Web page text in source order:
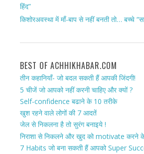
हिंद”
किशोरअवस्था में माँ-बाप से नहीं बनती तो… बच्चे
BEST OF ACHHIKHABAR.COM
तीन कहानियाँ- जो बदल सकती हैं आपकी जिंदगी!
5 चीजें जो आपको नहीं करनी चाहिए और क्यों ?
Self-confidence बढाने के 10 तरीके
खुश रहने वाले लोगों की 7 आदतें
जेल से निकलना है तो सुरंग बनाइये !
निराशा से निकलने और खुद को motivate करने
7 Habits जो बना सकती हैं आपको Super